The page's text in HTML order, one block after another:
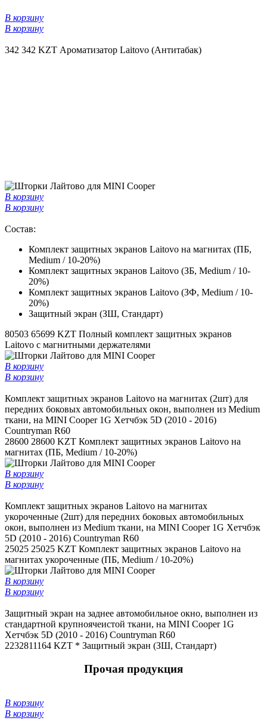
В корзину
В корзину
342 342 KZT Ароматизатор Laitovo (Антитабак)
В корзину
В корзину
Состав:
Комплект защитных экранов Laitovo на магнитах (ПБ,
Medium / 10-20%)
Комплект защитных экранов Laitovo (ЗБ, Medium / 10-
20%)
Комплект защитных экранов Laitovo (ЗФ, Medium / 10-
20%)
Защитный экран (ЗШ, Стандарт)
80503 65699 KZT Полный комплект защитных экранов
Laitovo с магнитными держателями
В корзину
В корзину
Комплект защитных экранов Laitovo на магнитах (2шт) для
передних боковых автомобильных окон, выполнен из Medium
ткани, на MINI Cooper 1G Хетчбэк 5D (2010 - 2016)
Countryman R60
28600 28600 KZT Комплект защитных экранов Laitovo на
магнитах (ПБ, Medium / 10-20%)
В корзину
В корзину
Комплект защитных экранов Laitovo на магнитах
укороченные (2шт) для передних боковых автомобильных
окон, выполнен из Medium ткани, на MINI Cooper 1G Хетчбэк
5D (2010 - 2016) Countryman R60
25025 25025 KZT Комплект защитных экранов Laitovo на
магнитах укороченные (ПБ, Medium / 10-20%)
В корзину
В корзину
Защитный экран на заднее автомобильное окно, выполнен из
стандартной крупноячеистой ткани, на MINI Cooper 1G
Хетчбэк 5D (2010 - 2016) Countryman R60
2232811164 KZT * Защитный экран (ЗШ, Стандарт)
Прочая продукция
В корзину
В корзину